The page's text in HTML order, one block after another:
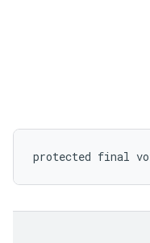
protected final